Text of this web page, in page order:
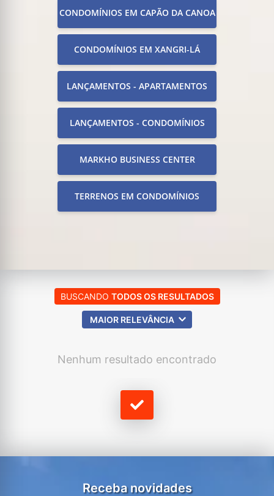
CONDOMÍNIOS EM CAPÃO DA CANOA
CONDOMÍNIOS EM XANGRI-LÁ
LANÇAMENTOS - APARTAMENTOS
LANÇAMENTOS - CONDOMÍNIOS
MARKHO BUSINESS CENTER
TERRENOS EM CONDOMÍNIOS
BUSCANDO TODOS OS RESULTADOS
MAIOR RELEVÂNCIA
Nenhum resultado encontrado
Receba novidades